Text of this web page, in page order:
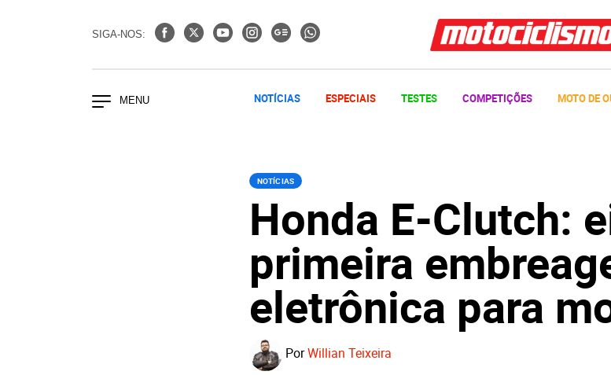
SIGA-NOS:
NOTÍCIAS ESPECIAIS TESTES COMPETIÇÕES MOTO DE
NOTÍCIAS
Honda E-Clutch:
primeira
eletrônica para
PorWillian Teixeira